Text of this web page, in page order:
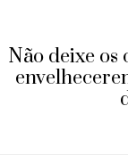
Não deixe os